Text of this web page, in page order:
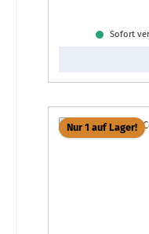
Sofort
Nur 1 auf Lager!